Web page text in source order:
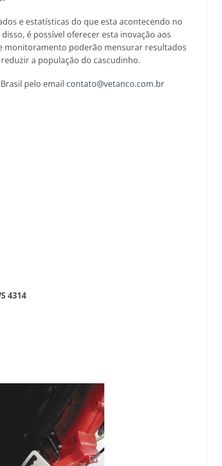
e estatísticas do que esta acontecendo no
é possível oferecer esta inovação aos
monitoramento poderão mensurar resultados
a população do cascudinho.
pelo email contato@vetanco.com.br
4314